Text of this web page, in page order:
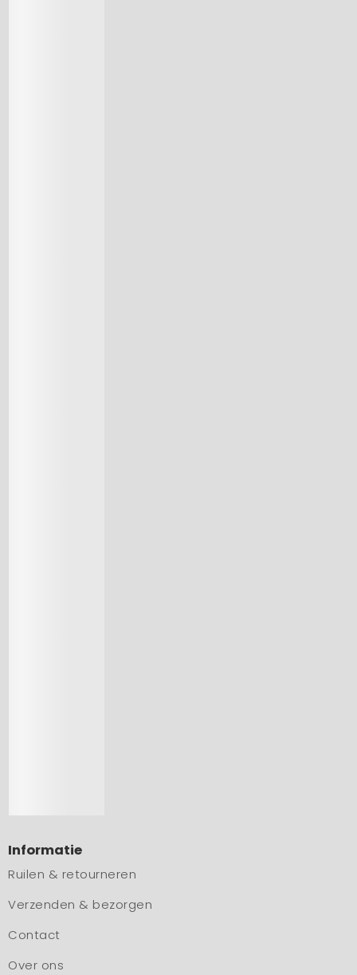
Informatie
Ruilen & retourneren
Verzenden & bezorgen
Contact
Over ons